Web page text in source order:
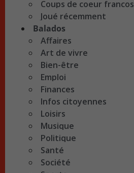
Coups de coeur francos
Joué récemment
Balados
Affaires
Art de vivre
Bien-être
Emploi
Finances
Infos citoyennes
Loisirs
Musique
Politique
Santé
Société